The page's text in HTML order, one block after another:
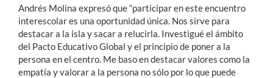
Andrés Molina expresó que “participar en este encuentro
interescolar es una oportunidad única. Nos sirve para
destacar a la isla y sacar a relucirla. Investigué el ámbito
del Pacto Educativo Global y el principio de poner a la
persona en el centro. Me baso en destacar valores como la
empatía y valorar a la persona no sólo por lo que puede